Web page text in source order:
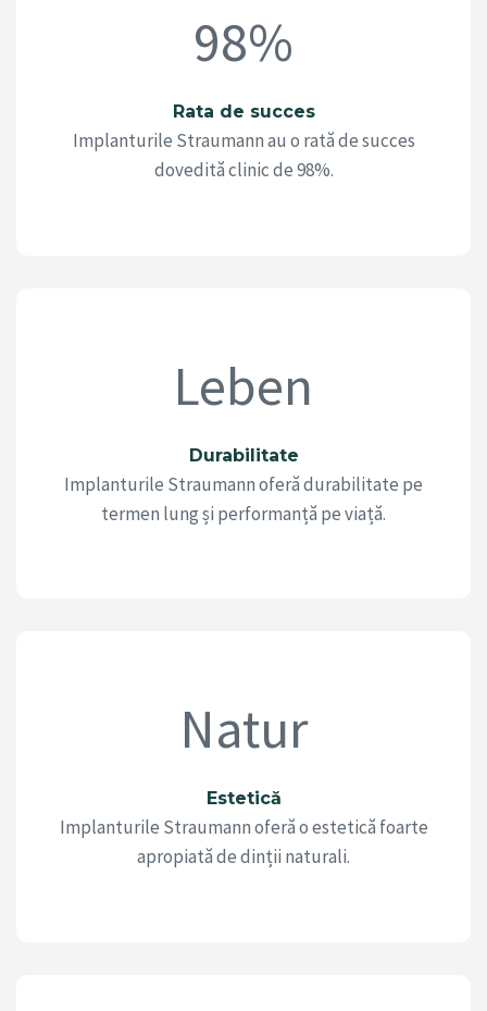
98%
Rata de succes
Implanturile Straumann au o rată de succes
dovedită clinic de 98%.
Leben
Durabilitate
Implanturile Straumann oferă durabilitate pe
termen lung și performanță pe viață.
Natur
Estetică
Implanturile Straumann oferă o estetică foarte
apropiată de dinții naturali.